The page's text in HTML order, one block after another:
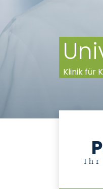
Klinik für
Ihr